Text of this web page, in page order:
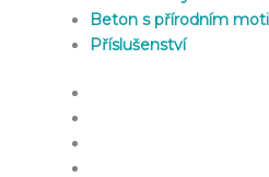
Beton s přírodním
Příslušenství